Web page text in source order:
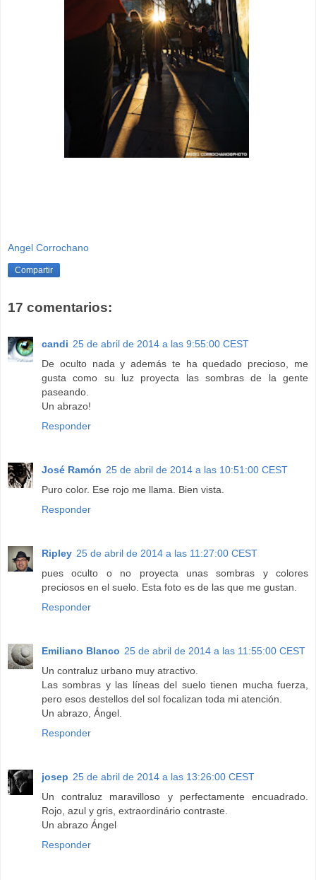
Angel Corrochano
Compartir
17 comentarios:
candi 25 de abril de 2014 a las 9:55:00 CEST
De oculto nada y además te ha quedado precioso, me
gusta como su luz proyecta las sombras de la gente
paseando.
Un abrazo!
Responder
José Ramón 25 de abril de 2014 a las 10:51:00 CEST
Puro color. Ese rojo me llama. Bien vista.
Responder
Ripley 25 de abril de 2014 a las 11:27:00 CEST
pues oculto o no proyecta unas sombras y colores
preciosos en el suelo. Esta foto es de las que me gustan.
Responder
Emiliano Blanco 25 de abril de 2014 a las 11:55:00 CEST
Un contraluz urbano muy atractivo.
Las sombras y las líneas del suelo tienen mucha fuerza,
pero esos destellos del sol focalizan toda mi atención.
Un abrazo, Ángel.
Responder
josep 25 de abril de 2014 a las 13:26:00 CEST
Un contraluz maravilloso y perfectamente encuadrado.
Rojo, azul y gris, extraordinário contraste.
Un abrazo Ángel
Responder